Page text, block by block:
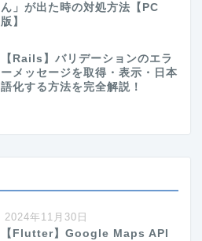
ん」が出た時の対処方法【PC
版】
【Rails】バリデーションのエラ
ーメッセージを取得・表示・日本
語化する方法を完全解説！
2024年11月30日
【Flutter】Google Maps API